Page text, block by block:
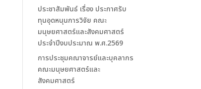
ประชาสัมพันธ์ เรื่อง ประกาศรับ
ทุนอุดหนุนการวิจัย คณะ
มนุษยศาสตร์และสังคมศาสตร์
ประจำปีงบประมาณ พ.ศ.2569
การประชุมคณาจารย์และบุคลากร
คณะมนุษยศาสตร์และ
สังคมศาสตร์